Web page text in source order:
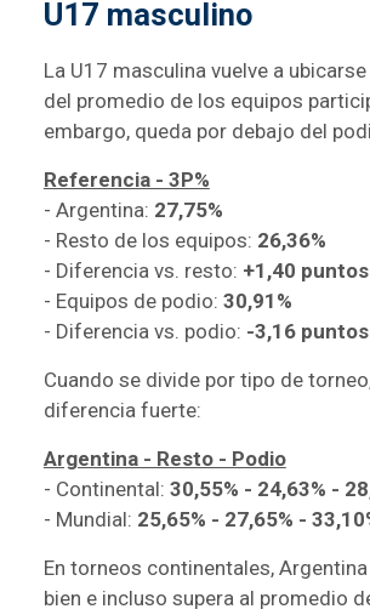
U17 masculino
La U17 masculina vuelve a
del promedio de los equipos
embargo, queda por debajo del
Referencia - 3P%
- Argentina: 27,75%
- Resto de los equipos: 26,36%
- Diferencia vs. resto: +1,40 puntos
- Equipos de podio: 30,91%
- Diferencia vs. podio: -3,16 puntos
Cuando se divide por tipo de
diferencia fuerte:
Argentina - Resto - Podio
- Continental: 30,55% - 24,63% -
- Mundial: 25,65% - 27,65% -
En torneos continentales,
bien e incluso supera al promedio